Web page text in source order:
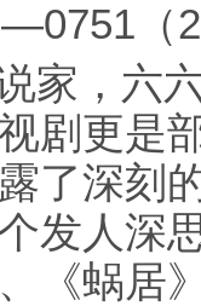
家，六
剧更是
了深刻
发人深
《蜗居